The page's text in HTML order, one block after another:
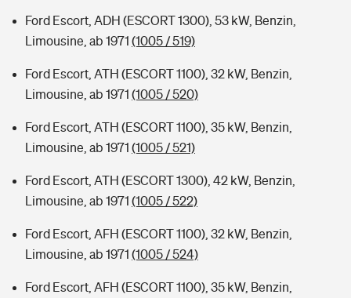
Ford Escort, ADH (ESCORT 1300), 53 kW, Benzin,
Limousine, ab 1971 (1005 / 519)
Ford Escort, ATH (ESCORT 1100), 32 kW, Benzin,
Limousine, ab 1971 (1005 / 520)
Ford Escort, ATH (ESCORT 1100), 35 kW, Benzin,
Limousine, ab 1971 (1005 / 521)
Ford Escort, ATH (ESCORT 1300), 42 kW, Benzin,
Limousine, ab 1971 (1005 / 522)
Ford Escort, AFH (ESCORT 1100), 32 kW, Benzin,
Limousine, ab 1971 (1005 / 524)
Ford Escort, AFH (ESCORT 1100), 35 kW, Benzin,